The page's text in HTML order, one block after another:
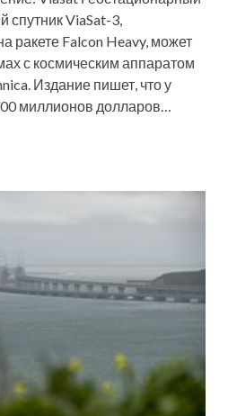
спутник ViaSat-3,
ракете Falcon Heavy, может
с космическим аппаратом
Издание пишет, что у
миллионов долларов…